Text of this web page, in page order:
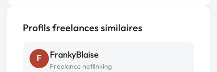
Profils freelances similaires
F FrankyBlaise
Freelance netlinking